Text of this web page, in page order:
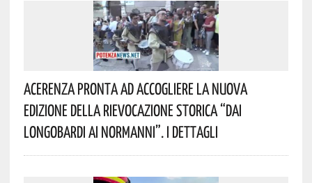
Acerenza Pronta Ad Accogliere La Nuova
Edizione Della Rievocazione Storica “Dai
Longobardi Ai Normanni”. I Dettagli